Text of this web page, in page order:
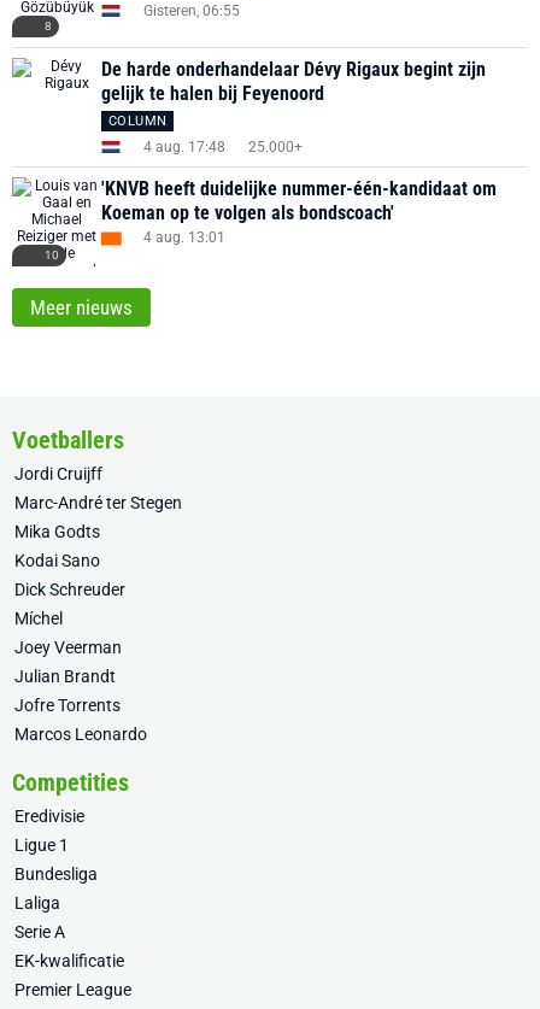
8
Gisteren, 06:55
De harde onderhandelaar Dévy Rigaux begint zijn
gelijk te halen bij Feyenoord
COLUMN
4 aug. 17:48 25.000+
10
'KNVB heeft duidelijke nummer-één-kandidaat om
Koeman op te volgen als bondscoach'
4 aug. 13:01
Meer nieuws
Voetballers
Jordi Cruijff
Marc-André ter Stegen
Mika Godts
Kodai Sano
Dick Schreuder
Míchel
Joey Veerman
Julian Brandt
Jofre Torrents
Marcos Leonardo
Competities
Eredivisie
Ligue 1
Bundesliga
Laliga
Serie A
EK-kwalificatie
Premier League